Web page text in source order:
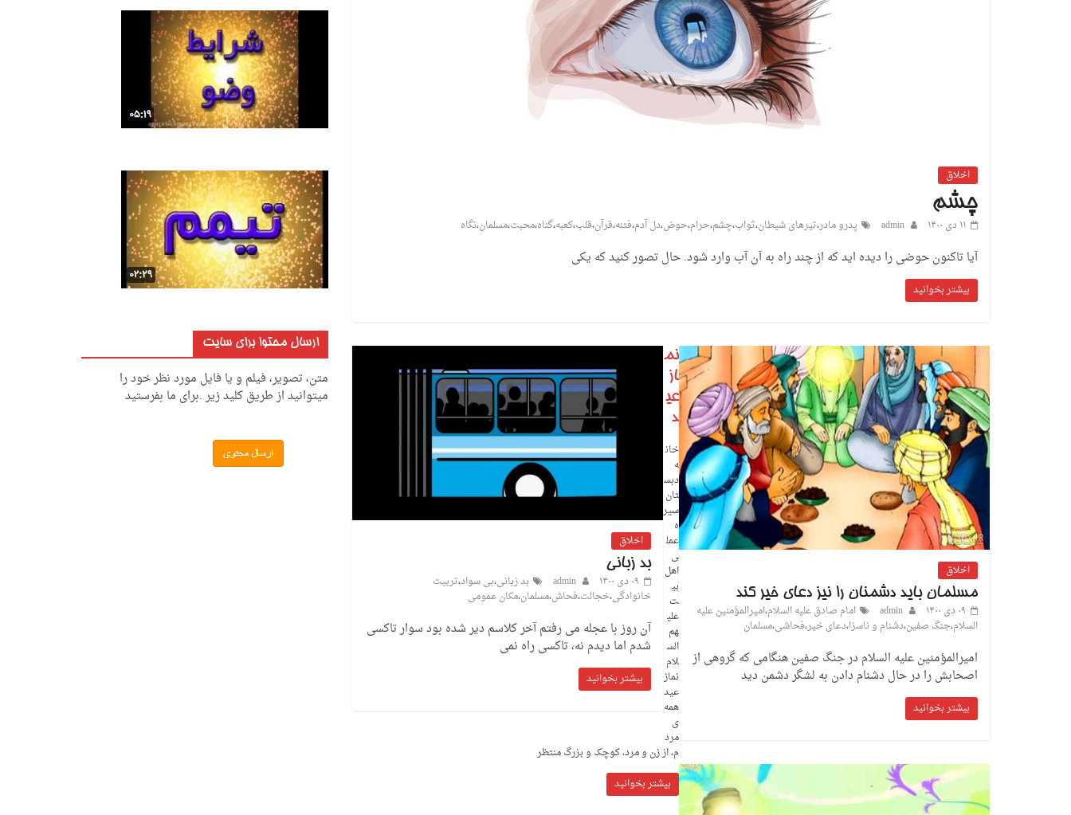
اخلاق
چشم
۱۱ دی ۱۴۰۰ admin پدرو مادر،تیرهای شیطان،ثواب،چشم،حرام،حوض،دل آدم،فتنه،قرآن،قلب،کعبه،گناه،محبت،مسلمان،نگاه
آیا تاکنون حوضی را دیده اید که از چند راه به آن آب وارد شود. حال تصور کنید که یکی
بیشتر بخوانید
اخلاق
مسلمان باید دشمنان را نیز دعای خیر کند
۰۹ دی ۱۴۰۰
admin امام صادق علیه السلام،امیرالمؤمنین علیه
السلام،جنگ صفین،دشنام و ناسزا،دعای خیر،فحاشی،مسلمان
امیرالمؤمنین علیه السلام در جنگ صفین هنگامی که گروهی از
اصحابش را در حال دشنام دادن به لشگر دشمن دید
بیشتر بخوانید
اخلاق
بد زبانی
۰۹ دی ۱۴۰۰
admin بد زبانی،بی سواد،تربیت
خانوادگی،خجالت،فحاش،مسلمان،مکان عمومی
آن روز با عجله می رفتم آخر کلاسم دیر شده بود سوار تاکسی
شدم اما دیدم نه، تاکسی راه نمی
بیشتر بخوانید
نم
از
عی
د
خان
ه
دبس
تان
سیر
ه
عمل
ی
اهل
بی
ت
علی
هم
الس
لام
نماز
عید
همه‌
ی
مرد
م، از زن و مرد، کوچک و بزرگ منتظر
بیشتر بخوانید
ارسال محتوا برای سایت
متن، تصویر، فیلم و یا فایل مورد نظر خود را
میتوانید از طریق کلید زیر .برای ما بفرستید